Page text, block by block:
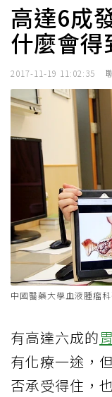
高達6成
什麼會得
2017-11-19 11:02:35
中國醫藥大學血液腫瘤
有高達六成的
有化療一途，
否承受得住，